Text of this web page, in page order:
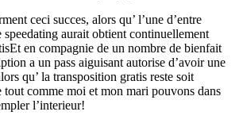
ceci succes, alors qu’ l’une d’entre
aurait obtient continuellement
en compagnie de un nombre de bienfait
a un pass aiguisant autorise d’avoir une
qu’ la transposition gratis reste soit
tout comme moi et mon mari pouvons dans
l’interieur!